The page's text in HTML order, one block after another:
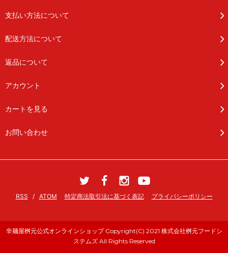
支払い方法について
配送方法について
返品について
アカウント
カートを見る
お問い合わせ
RSS / ATOM 特定商法取引法に基づく表記 プライバシーポリシー
辛麺屋桝元公式オンラインショップ Copyright(C) 2021 株式会社桝元フードシ
ステムズ All Rights Reserved